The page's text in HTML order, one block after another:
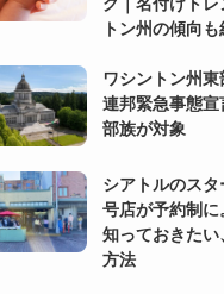
トン州の傾向
ワシントン州
連邦緊急事態
部族が対象
シアトルのス
号店が予約制
知っておきた
方法